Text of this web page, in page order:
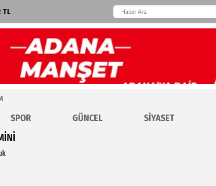
TL
SPOR GÜNCEL SİYASET